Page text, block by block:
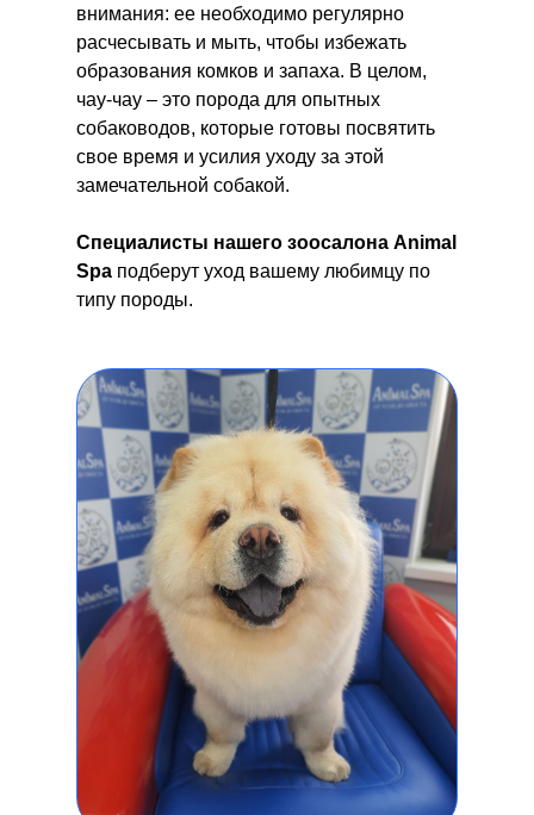
внимания: ее необходимо регулярно
расчесывать и мыть, чтобы избежать
образования комков и запаха. В целом,
чау-чау – это порода для опытных
собаководов, которые готовы посвятить
свое время и усилия уходу за этой
замечательной собакой.
Специалисты нашего зоосалона Animal
Spa подберут уход вашему любимцу по
типу породы.